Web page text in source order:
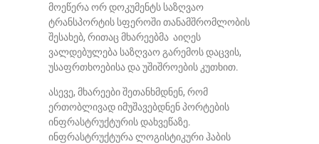
მოეწერა ორ დოკუმენტს საზღვაო
ტრანსპორტის სფეროში თანამშრომლობის
შესახებ, რითაც მხარეებმა აიღეს
ვალდებულება საზღვაო გარემოს დაცვის,
უსაფრთხოებისა და უშიშროების კუთხით.
ასევე, მხარეები შეთანხმდნენ, რომ
ერთობლივად იმუშავებდნენ პორტების
ინფრასტრუქტურის დახვეწაზე.
ინფრასტრუქტურა ლოგისტიკური ჰაბის